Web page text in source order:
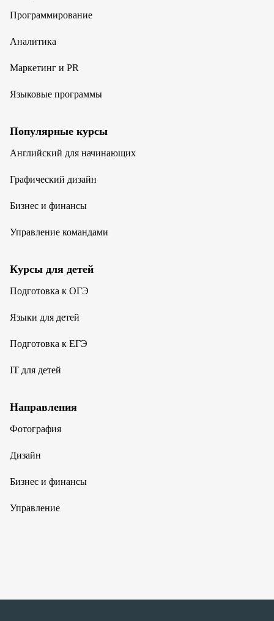
Программирование
Аналитика
Маркетинг и PR
Языковые программы
Популярные курсы
Английский для начинающих
Графический дизайн
Бизнес и финансы
Управление командами
Курсы для детей
Подготовка к ОГЭ
Языки для детей
Подготовка к ЕГЭ
IT для детей
Направления
Фотография
Дизайн
Бизнес и финансы
Управление